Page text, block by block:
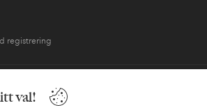
val!
registrering